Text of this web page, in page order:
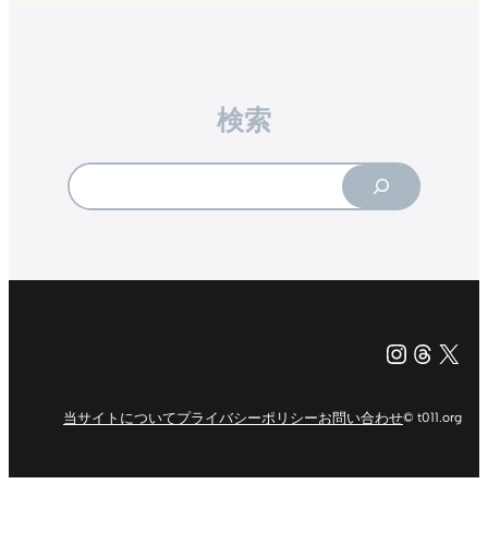
検索
X（旧
当サイトについてプライバシーポリシーお問い合わせ© t011.org